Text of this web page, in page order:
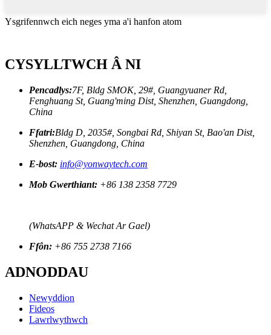
Ysgrifennwch eich neges yma a'i hanfon atom
CYSYLLTWCH Â NI
Pencadlys:7F, Bldg SMOK, 29#, Guangyuaner Rd,
Fenghuang St, Guang'ming Dist, Shenzhen, Guangdong,
China
Ffatri:Bldg D, 2035#, Songbai Rd, Shiyan St, Bao'an Dist,
Shenzhen, Guangdong, China
E-bost: info@yonwaytech.com
Mob Gwerthiant: +86 138 2358 7729
(WhatsAPP & Wechat Ar Gael)
Ffôn: +86 755 2738 7166
ADNODDAU
Newyddion
Fideos
Lawrlwythwch